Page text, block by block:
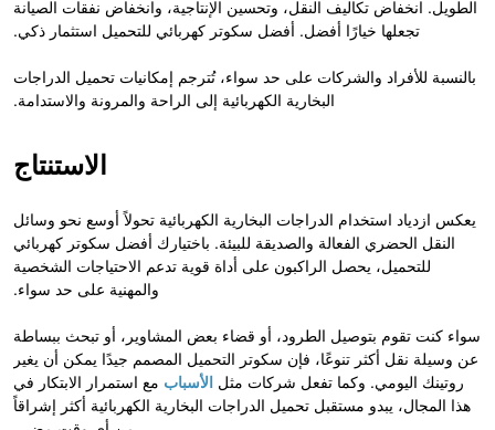
الطويل. انخفاض تكاليف النقل، وتحسين الإنتاجية، وانخفاض نفقات الصيانة
تجعلها خيارًا أفضل. أفضل سكوتر كهربائي للتحميل استثمار ذكي.
بالنسبة للأفراد والشركات على حد سواء، تُترجم إمكانيات تحميل الدراجات
البخارية الكهربائية إلى الراحة والمرونة والاستدامة.
الاستنتاج
يعكس ازدياد استخدام الدراجات البخارية الكهربائية تحولاً أوسع نحو وسائل
النقل الحضري الفعالة والصديقة للبيئة. باختيارك أفضل سكوتر كهربائي
للتحميل، يحصل الراكبون على أداة قوية تدعم الاحتياجات الشخصية
والمهنية على حد سواء.
سواء كنت تقوم بتوصيل الطرود، أو قضاء بعض المشاوير، أو تبحث ببساطة
عن وسيلة نقل أكثر تنوعًا، فإن سكوتر التحميل المصمم جيدًا يمكن أن يغير
روتينك اليومي. وكما تفعل شركات مثل
الأسباب مع استمرار الابتكار في
هذا المجال، يبدو مستقبل تحميل الدراجات البخارية الكهربائية أكثر إشراقاً